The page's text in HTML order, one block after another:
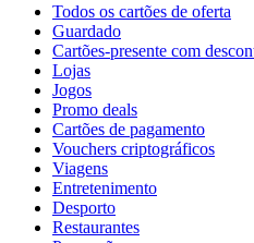
Todos os cartões de oferta
Guardado
Cartões-presente com
Lojas
Jogos
Promo deals
Cartões de pagamento
Vouchers criptográficos
Viagens
Entretenimento
Desporto
Restaurantes